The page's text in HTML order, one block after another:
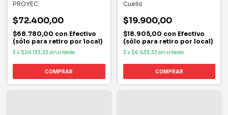
PROYEC
$72.400,00
$68.780,00 con Efectivo
(sólo para retiro por local)
3 x $24.133,33 sin interés
COMPRAR
Cuello
$19.900,00
$18.905,00 con Efectivo
(sólo para retiro por local)
3 x $6.633,33 sin interés
COMPRAR